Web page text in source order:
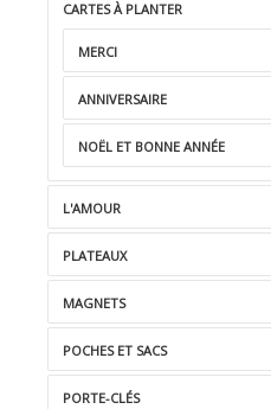
CARTES À PLANTER
MERCI
ANNIVERSAIRE
NOËL ET BONNE ANNÉE
L'AMOUR
PLATEAUX
MAGNETS
POCHES ET SACS
PORTE-CLÉS